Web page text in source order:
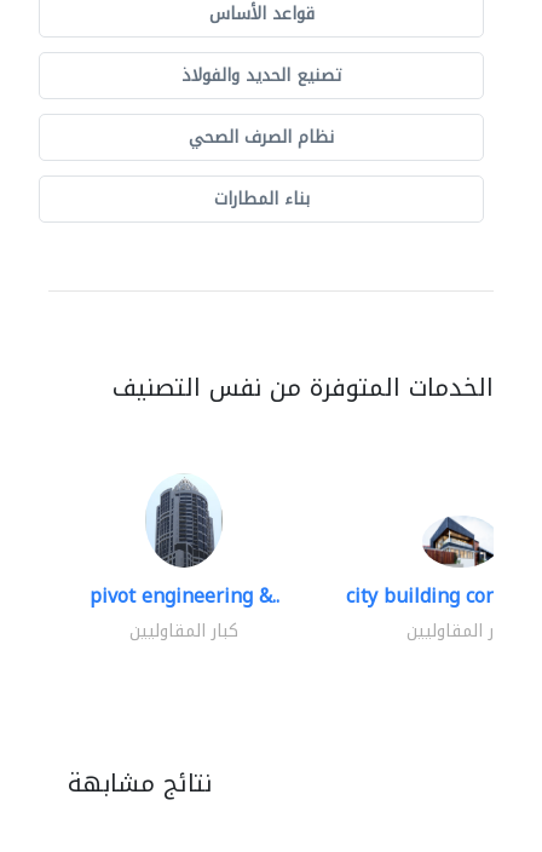
قواعد الأساس
تصنيع الحديد والفولاذ
نظام الصرف الصحي
بناء المطارات
الخدمات المتوفرة من نفس التصنيف
pivot engineering &..
كبار المقاوليين
city building
كبار المقاوليين
نتائج مشابهة